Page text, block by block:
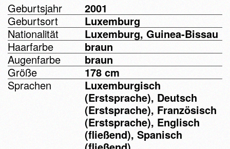
Geburtsjahr
2001
Geburtsort
Luxemburg
Nationalität
Luxemburg, Guinea-Bissau
Haarfarbe
braun
Augenfarbe
braun
Größe
178 cm
Sprachen
Luxemburgisch
(Erstsprache), Deutsch
(Erstsprache), Französisch
(Erstsprache), Englisch
(fließend), Spanisch